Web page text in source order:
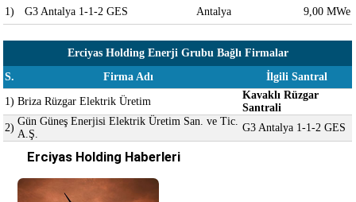
1)
G3 Antalya 1-1-2 GES Antalya 9,00 MWe
Erciyas Holding Enerji Grubu Bağlı Firmalar
S.
Firma Adı İlgili Santral
1) Briza Rüzgar Elektrik Üretim
Kavaklı Rüzgar
Santrali
2)
Gün Güneş Enerjisi Elektrik Üretim San. ve Tic.
A.Ş.
G3 Antalya 1-1-2 GES
Erciyas Holding Haberleri